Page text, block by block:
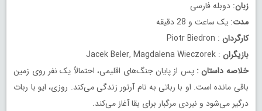
زبان: دوبله فارسی
مدت: یک ساعت و 28 دقیقه
کارگردان : Piotr Biedron
بازیگران : Jacek Beler, Magdalena Wieczorek
خلاصه داستان : پس از پایان جنگ‌های اقلیمی، احتمالاً یک نفر روی زمین
باقی مانده است. او با رباتی به نام آرتور زندگی می‌کند. روزی، ایو با ربات
درگیر می‌شود و نبردی مرگبار برای بقا آغاز می‌کند.